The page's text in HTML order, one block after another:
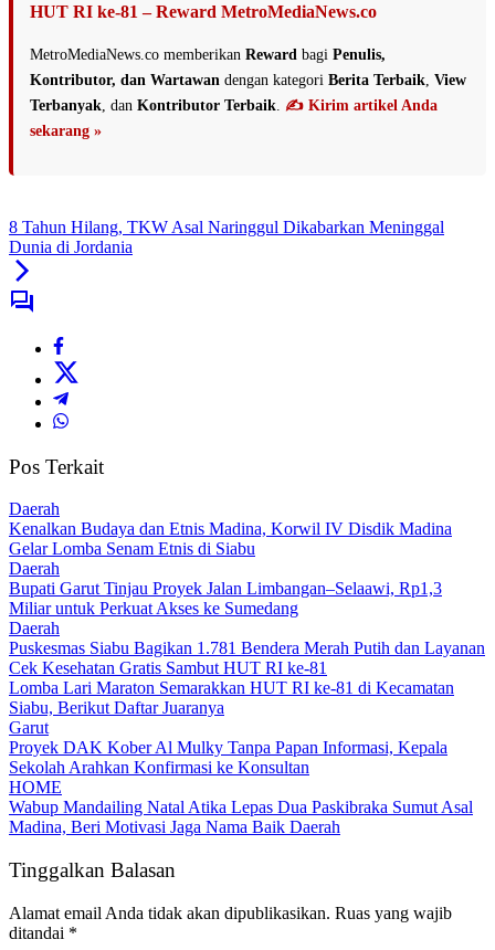
HUT RI ke-81 – Reward MetroMediaNews.co
MetroMediaNews.co memberikan Reward bagi Penulis,
Kontributor, dan Wartawan dengan kategori Berita Terbaik View
Terbanyak , dan Kontributor Terbaik ✍️ Kirim artikel Anda
sekarang »
8 Tahun Hilang, TKW Asal Naringgul Dikabarkan Meninggal
Dunia di Jordania
Pos Terkait
Daerah
Kenalkan Budaya dan Etnis Madina, Korwil IV Disdik Madina
Gelar Lomba Senam Etnis di Siabu
Daerah
Bupati Garut Tinjau Proyek Jalan Limbangan–Selaawi, Rp1,3
Miliar untuk Perkuat Akses ke Sumedang
Daerah
Puskesmas Siabu Bagikan 1.781 Bendera Merah Putih dan Layanan
Cek Kesehatan Gratis Sambut HUT RI ke-81
Lomba Lari Maraton Semarakkan HUT RI ke-81 di Kecamatan
Siabu, Berikut Daftar Juaranya
Garut
Proyek DAK Kober Al Mulky Tanpa Papan Informasi, Kepala
Sekolah Arahkan Konfirmasi ke Konsultan
HOME
Wabup Mandailing Natal Atika Lepas Dua Paskibraka Sumut Asal
Madina, Beri Motivasi Jaga Nama Baik Daerah
Tinggalkan Balasan
Alamat email Anda tidak akan dipublikasikan. Ruas yang wajib
ditandai *